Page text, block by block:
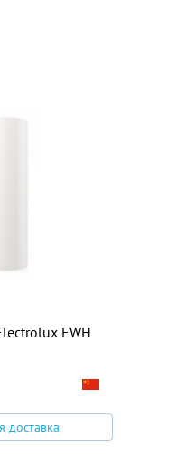
EWH
доставка